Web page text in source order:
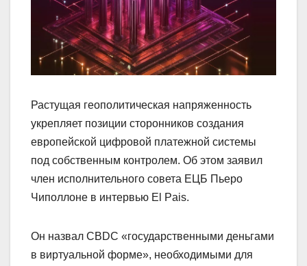
Растущая геополитическая напряженность
укрепляет позиции сторонников создания
европейской цифровой платежной системы
под собственным контролем. Об этом заявил
член исполнительного совета ЕЦБ Пьеро
Чиполлоне в интервью El Pais.
Он назвал CBDC «государственными деньгами
в виртуальной форме», необходимыми для